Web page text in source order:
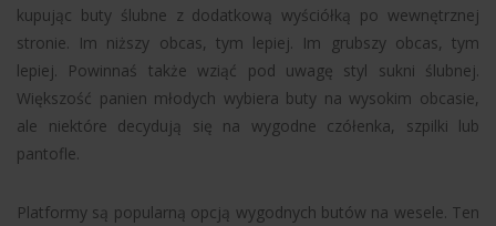
kupując buty ślubne z dodatkową wyściółką po wewnętrznej
stronie. Im niższy obcas, tym lepiej. Im grubszy obcas, tym
lepiej. Powinnaś także wziąć pod uwagę styl sukni ślubnej.
Większość panien młodych wybiera buty na wysokim obcasie,
ale niektóre decydują się na wygodne czółenka, szpilki lub
pantofle.
Platformy są popularną opcją wygodnych butów na wesele. Ten